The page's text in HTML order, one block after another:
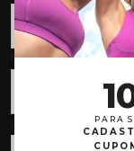
PARA
Nome
Data de